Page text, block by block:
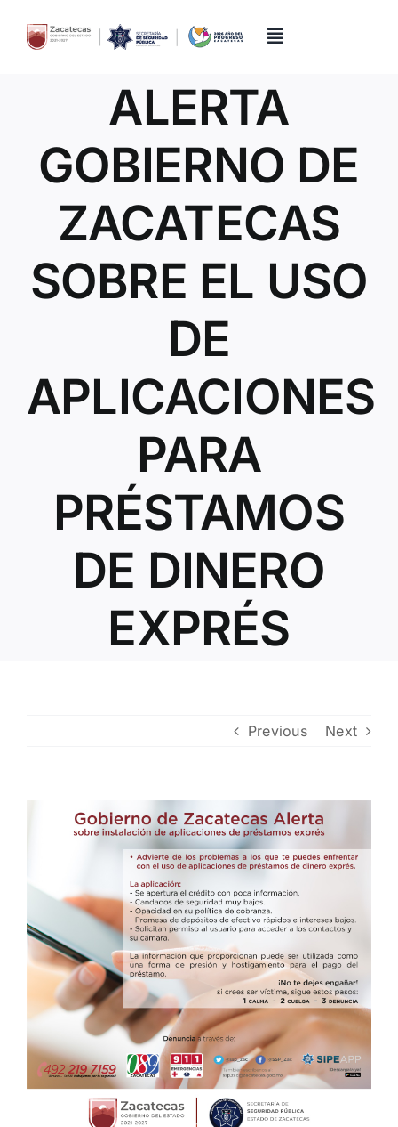
content
Toggle
Directorio
Quiénes Somos
Trámites y Servicios
Contacto
ALERTA
GOBIERNO DE
ZACATECAS
SOBRE EL USO
DE
APLICACIONES
PARA
PRÉSTAMOS
DE DINERO
EXPRÉS
Previous Next